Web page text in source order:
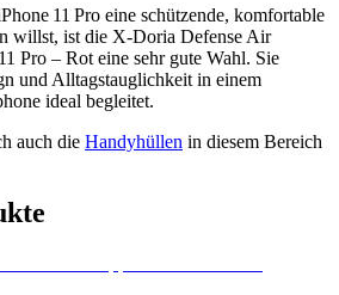
11 Pro eine schützende, komfortable
willst, ist die X-Doria Defense Air
Pro – Rot eine sehr gute Wahl. Sie
und Alltagstauglichkeit in einem
ideal begleitet.
auch die Handyhüllen in diesem Bereich